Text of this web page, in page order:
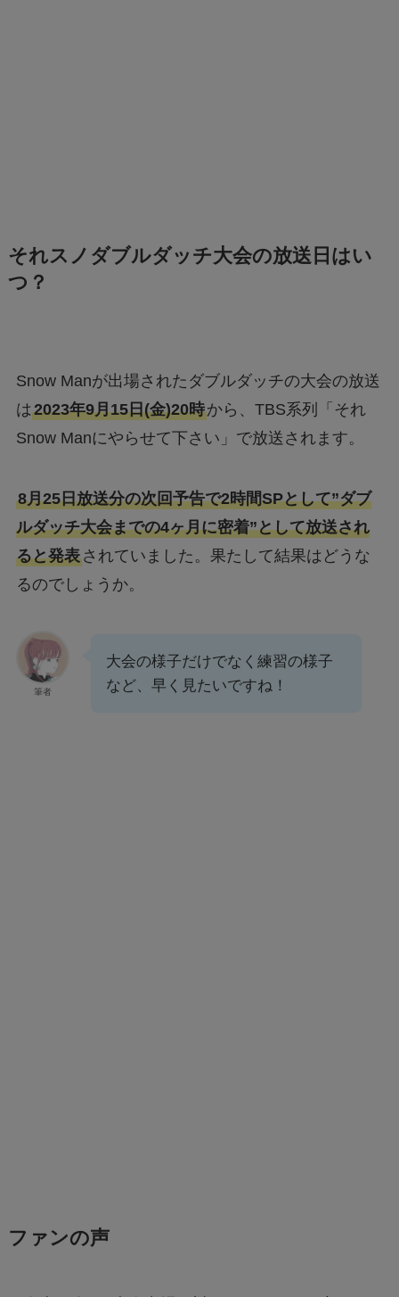
それスノダブルダッチ大会の放送日はい
つ？
Snow Manが出場されたダブルダッチの大会の放送
は2023年9月15日(金)20時から、TBS系列「それ
Snow Manにやらせて下さい」で放送されます。
8月25日放送分の次回予告で2時間SPとして”ダブ
ルダッチ大会までの4ヶ月に密着”として放送され
ると発表されていました。果たして結果はどうな
るのでしょうか。
筆者
大会の様子だけでなく練習の様子
など、早く見たいですね！
ファンの声